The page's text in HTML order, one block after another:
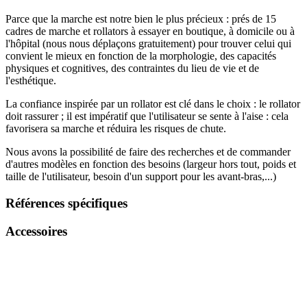
Parce que la marche est notre bien le plus précieux : prés de 15
cadres de marche et rollators à essayer en boutique, à domicile ou à
l'hôpital (nous nous déplaçons gratuitement) pour trouver celui qui
convient le mieux en fonction de la morphologie, des capacités
physiques et cognitives, des contraintes du lieu de vie et de
l'esthétique.
La confiance inspirée par un rollator est clé dans le choix : le rollator
doit rassurer ; il est impératif que l'utilisateur se sente à l'aise : cela
favorisera sa marche et réduira les risques de chute.
Nous avons la possibilité de faire des recherches et de commander
d'autres modèles en fonction des besoins (largeur hors tout, poids et
taille de l'utilisateur, besoin d'un support pour les avant-bras,...)
Références spécifiques
Accessoires